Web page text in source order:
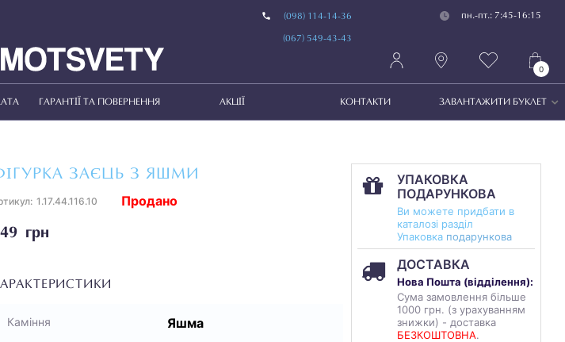
(098) 114-14-36
(067) 549-43-43
пн.-пт.: 7:45-16:15
0
ГАРАНТІЇ ТА ПОВЕРНЕННЯ АКЦІЇ КОНТАКТИ ЗАВАНТАЖИТИ БУКЛЕТ
ЗАЄЦЬ З ЯШМИ
1.17.44.116.10
грн
Продано
Каміння Яшма
УПАКОВКА
ПОДАРУНКОВА
Ви можете придбати в
каталозі разділ
Упаковка подарункова
ДОСТАВКА
Нова Пошта (відділення):
Сума замовлення більше
1000 грн. (з урахуванням
знижки) - доставка
БЕЗКОШТОВНА.